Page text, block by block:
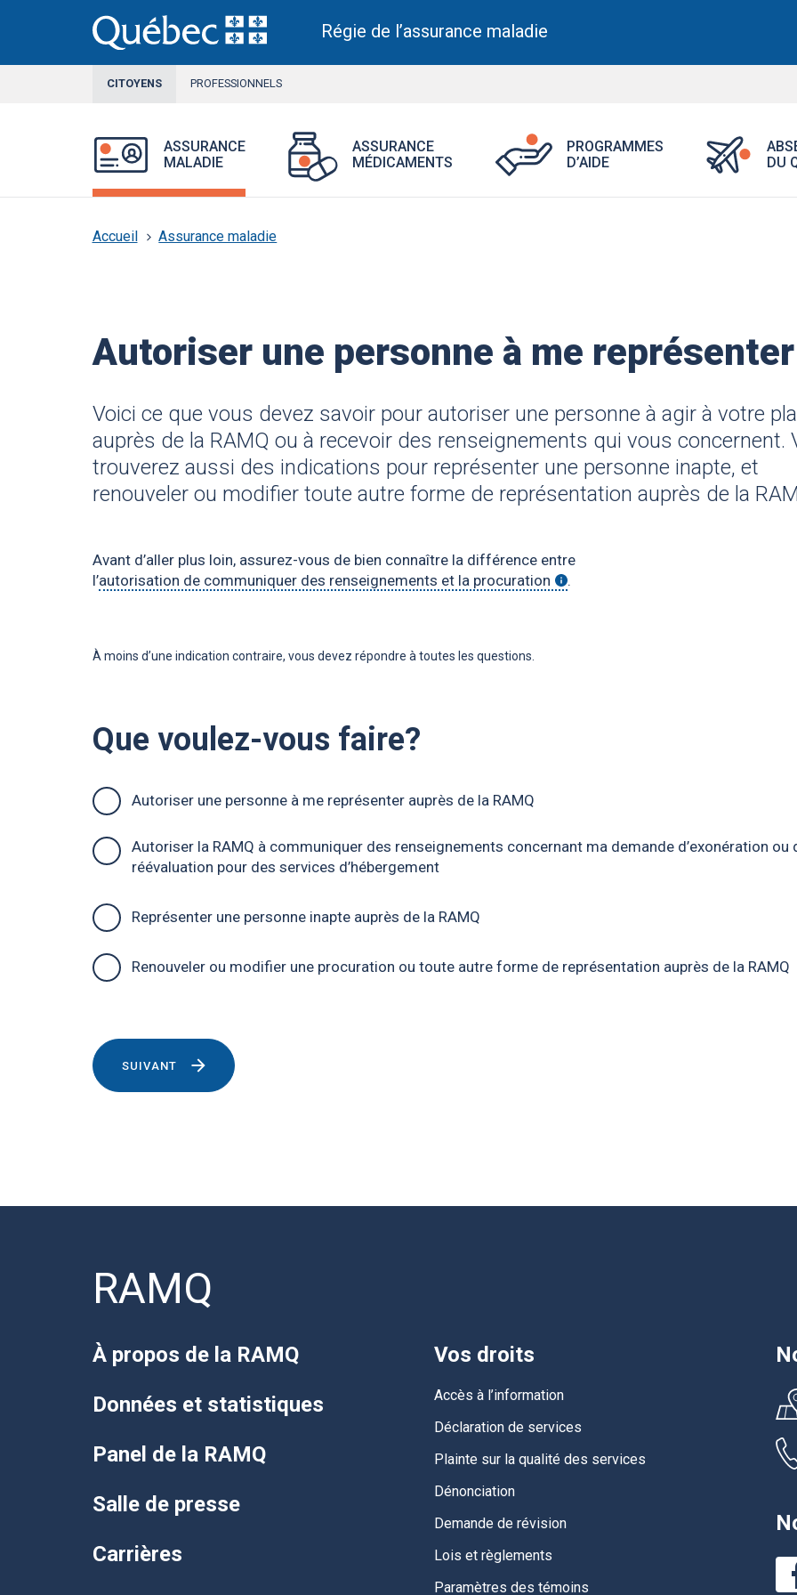
Régie de l’assurance maladie
CITOYENSSECTION
ASSURANCE
MALADIE
Section
active
Ouvrir
Assurance
maladie.
ASSURANCE
MÉDICAMENTS
médicaments.
PROGRAMMES
D’AIDE
d’aide.
DU
PROFESSIONNELS
Accueil Assurance maladie
Autoriser une personne à me représenter
Voici ce que vous devez savoir pour autoriser une personne à agir à votre
auprès de la RAMQ ou à recevoir des renseignements qui vous concernent.
trouverez aussi des indications pour représenter une personne inapte, et
renouveler ou modifier toute autre forme de représentation auprès de la
Avant d’aller plus loin, assurez-vous de bien connaître la différence entre
l’autorisation de communiquer des renseignements et la procuration -Définition
.
À moins d’une indication contraire, vous devez répondre à toutes les questions.
Que voulez-vous faire?
Que
voulez-
vous
faire?
Autoriser une personne à me représenter auprès de la RAMQ
Autoriser la RAMQ à communiquer des renseignements concernant ma demande d’exonération ou
réévaluation pour des services d’hébergement
Représenter une personne inapte auprès de la RAMQ
Renouveler ou modifier une procuration ou toute autre forme de représentation auprès de la RAMQ
RAMQ
À propos de la RAMQ
Données et statistiques
Panel de la RAMQ
Salle de presse
Carrières
Vos droits
Accès à l’information
Déclaration de services
Plainte sur la qualité des services
Dénonciation
Demande de révision
Lois et règlements
Paramètres des témoins